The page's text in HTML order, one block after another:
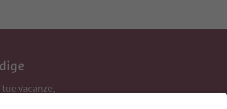
vacanze,